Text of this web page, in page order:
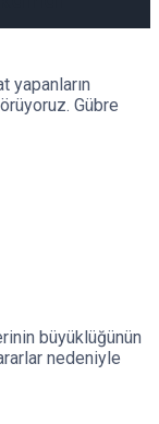
yapanların
Gübre
büyüklüğünün
nedeniyle